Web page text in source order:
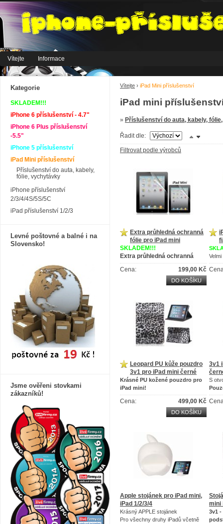
Vítejte Informace
Vítejte › iPad Mini příslušenství
iPad mini
» Příslušenství do auta, kabely,
Řadit dle:
Filtrovat podle výrobců
Extra průhledná ochranná
fólie pro iPad mini
SKLADEM!!!
Extra průhledná ochranná
fólie pro iPad mini
Proti poškrábání, otiskům a UV
199,00 Kč
Cena:
DO KOŠÍKU
P
Leopard PU kůže pouzdro
3v1 pro iPad mini černé
Krásné PU kožené pouzdro pro
iPad mini!
Pouzdro 3v1 pro iPad mini!
499,00 Kč
Cena:
DO KOŠÍKU
3v1
S
P
Apple stojánek pro iPad mini,
iPad 1/2/3/4
Krásný APPLE stojánek
Pro všechny druhy iPadů včetně
mini
3v1
Kategorie
SKLADEM!!!
iPhone 6 příslušenství - 4.7"
iPhone 6 Plus příslušenství
-5.5"
iPhone 5 příslušenství
iPad Mini příslušenství
Příslušenství do auta, kabely,
fólie, vychytávky
iPhone příslušenství
2/3/4/4S/5S/5C
iPad příslušenství 1/2/3
Levné poštovné a balné i na
Slovensko!
Jsme ověřeni stovkami
zákazníků!